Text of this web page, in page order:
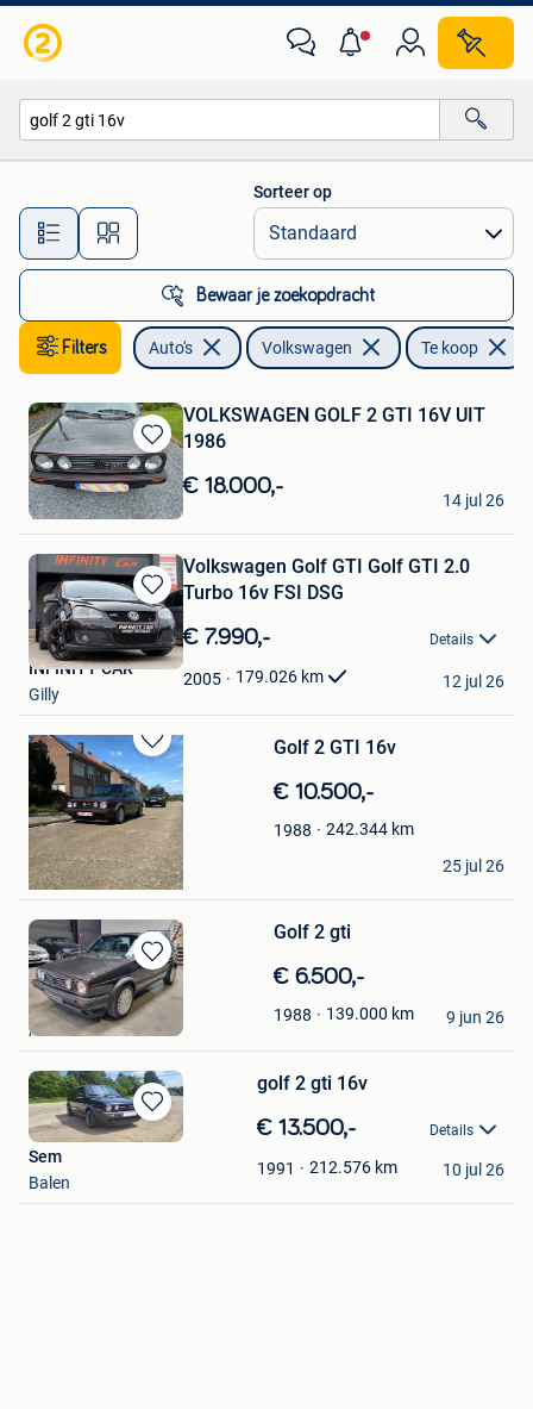
Alle afstanden…
Sorteer op
Bewaar je zoekopdracht
Filters Auto's Volkswagen Te koop
Bewaren
in
Mijn
Favorieten
VOLKSWAGEN GOLF 2 GTI 16V UIT
1986
€ 18.000,-
JPV
Verviers
14 jul 26
Bewaren
in
Mijn
Favorieten
Volkswagen Golf GTI Golf GTI 2.0
Turbo 16v FSI DSG
€ 7.990,- Details
2005 179.026 km
INFINITY CAR
Gilly
12 jul 26
Bewaren
in
Mijn
Favorieten
Golf 2 GTI 16v
€ 10.500,-
1988 242.344 km
Jonas Lauwers
Turnhout
25 jul 26
Bewaren
in
Mijn
Favorieten
Golf 2 gti
€ 6.500,-
1988 139.000 km
Jeffrey
Alken
9 jun 26
Bewaren
in
golf 2 gti 16v
€ 13.500,- Details
1991 212.576 km
Sem
Balen
10 jul 26